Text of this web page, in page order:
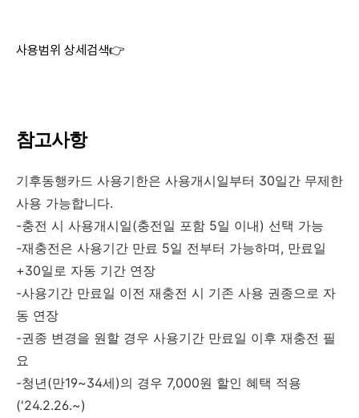
사용범위 상세검색👉
참고사항
기후동행카드 사용기한은 사용개시일부터 30일간 무제한
사용 가능합니다.
-충전 시 사용개시일(충전일 포함 5일 이내) 선택 가능
-재충전은 사용기간 만료 5일 전부터 가능하며, 만료일
+30일로 자동 기간 연장
-사용기간 만료일 이전 재충전 시 기존 사용 권종으로 자
동 연장
-권종 변경을 원할 경우 사용기간 만료일 이후 재충전 필
요
-청년(만19~34세)의 경우 7,000원 할인 혜택 적용
('24.2.26.~)